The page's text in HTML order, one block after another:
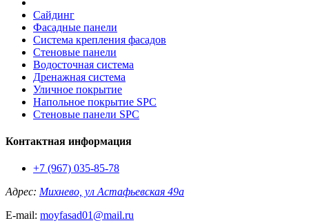
Сайдинг
Фасадные панели
Система крепления фасадов
Стеновые панели
Водосточная система
Дренажная система
Уличное покрытие
Напольное покрытие SPC
Стеновые панели SPC
Контактная информация
+7 (967) 035-85-78
Адрес: Михнево, ул Астафьевская 49а
E-mail: moyfasad01@mail.ru